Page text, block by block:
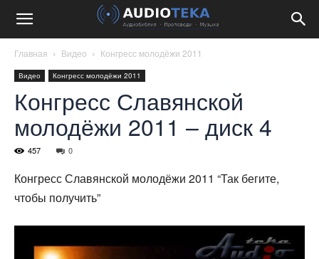
Главная Видео Конгресс молодёжи 2011
Видео Конгресс молодёжи 2011
Конгресс Славянской
молодёжи 2011 – диск 4
457 0
Конгресс Славянской молодёжи 2011 “Так бегите,
чтобы получить”